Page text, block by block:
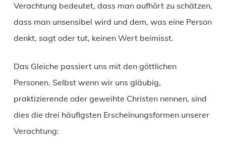
Verachtung bedeutet, dass man aufhört zu schätzen,
dass man unsensibel wird und dem, was eine Person
denkt, sagt oder tut, keinen Wert beimisst.
Das Gleiche passiert uns mit den göttlichen
Personen. Selbst wenn wir uns gläubig,
praktizierende oder geweihte Christen nennen, sind
dies die drei häufigsten Erscheinungsformen unserer
Verachtung: